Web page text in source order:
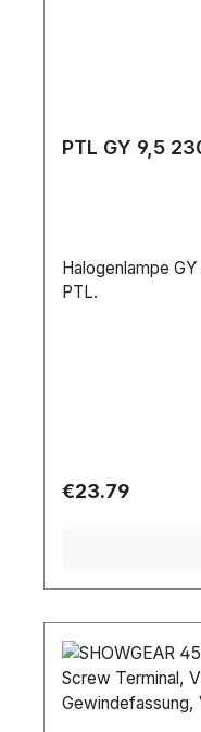
PTL GY 9,5
Halogenlampe
PTL.
Regular price:
€23.79